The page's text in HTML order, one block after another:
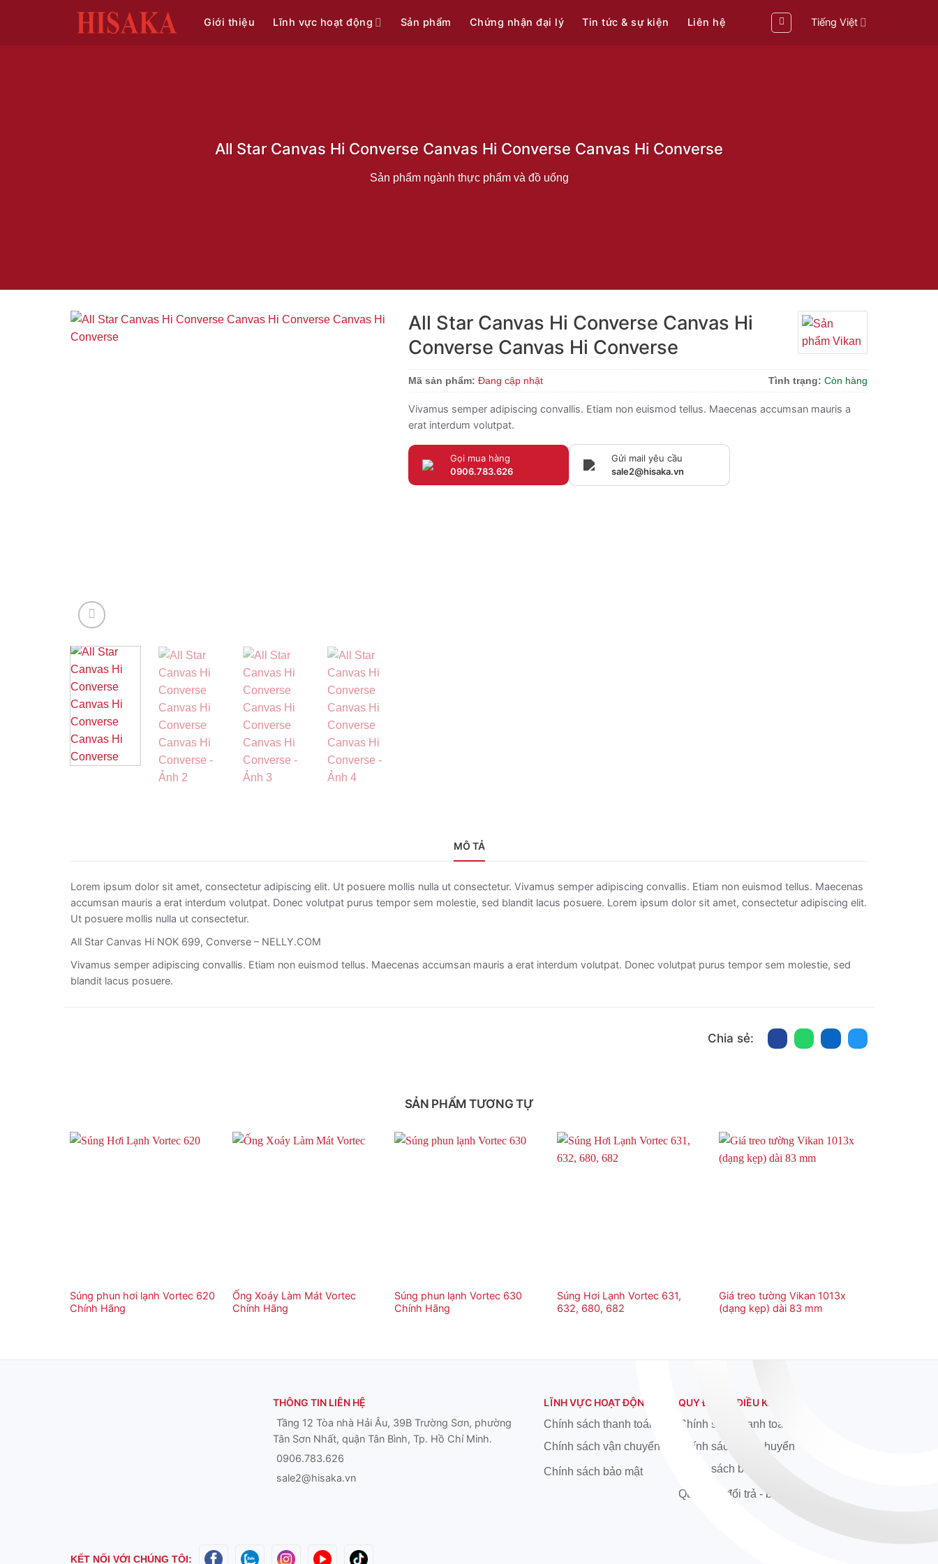
Giới thiệu Lĩnh vực hoạt động Sản phẩm Chứng nhận đại lý Tin tức & sự kiện Liên hệ Tiếng Việt
All Star Canvas Hi Converse Canvas Hi Converse Canvas Hi Converse
Sản phẩm ngành thực phẩm và đồ uống
All Star Canvas Hi Converse Canvas Hi
Converse Canvas Hi Converse
Mã sản phẩm: Đang cập nhật Tình trạng: Còn hàng
Vivamus semper adipiscing convallis. Etiam non euismod tellus. Maecenas accumsan mauris a
erat interdum volutpat.
Gọi mua hàng
0906.783.626
Gửi mail yêu cầu
sale2@hisaka.vn
MÔ TẢ
Lorem ipsum dolor sit amet, consectetur adipiscing elit. Ut posuere mollis nulla ut consectetur. Vivamus semper adipiscing convallis. Etiam non euismod tellus. Maecenas
accumsan mauris a erat interdum volutpat. Donec volutpat purus tempor sem molestie, sed blandit lacus posuere. Lorem ipsum dolor sit amet, consectetur adipiscing elit.
Ut posuere mollis nulla ut consectetur.
All Star Canvas Hi NOK 699, Converse – NELLY.COM
Vivamus semper adipiscing convallis. Etiam non euismod tellus. Maecenas accumsan mauris a erat interdum volutpat. Donec volutpat purus tempor sem molestie, sed
blandit lacus posuere.
Chia sẻ:
SẢN PHẨM TƯƠNG TỰ
Súng phun hơi lạnh Vortec 620
Chính Hãng
Ống Xoáy Làm Mát Vortec
Chính Hãng
Súng phun lạnh Vortec 630
Chính Hãng
Súng Hơi Lạnh Vortec 631,
632, 680, 682
Giá treo tường Vikan 1013x
(dạng kẹp) dài 83 mm
THÔNG TIN LIÊN HỆ
Tầng 12 Tòa nhà Hải Âu, 39B Trường Sơn, phường
Tân Sơn Nhất, quận Tân Bình, Tp. Hồ Chí Minh.
0906.783.626
sale2@hisaka.vn
LĨNH VỰC HOẠT ĐỘNG
Chính sách thanh toán
Chính sách vận chuyển
Chính sách bảo mật
QUY ĐỊNH & ĐIỀU KHOẢN
Chính sách thanh toán
Chính sách vận chuyển
Chính sách bảo mật
Quy định đổi trả - bảo hành
KẾT NỐI VỚI CHÚNG TÔI: